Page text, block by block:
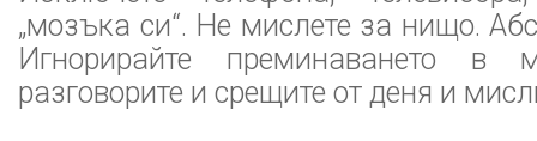
„мозъка си“. Не мислете за нищо.
Игнорирайте преминаването
разговорите и срещите от деня и